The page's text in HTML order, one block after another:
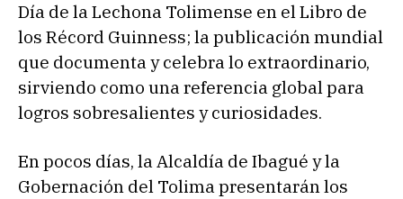
Día de la Lechona Tolimense en el Libro de
los Récord Guinness; la publicación mundial
que documenta y celebra lo extraordinario,
sirviendo como una referencia global para
logros sobresalientes y curiosidades.
En pocos días, la Alcaldía de Ibagué y la
Gobernación del Tolima presentarán los